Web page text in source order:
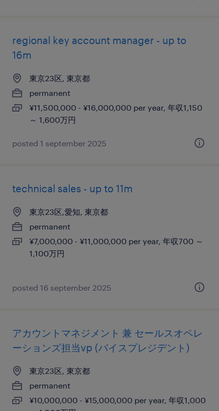
regional key account manager - up to
16m
東京23区, 東京都
permanent
¥11,500,000 - ¥16,000,000 per year, 年収1,150
～ 1,600万円
posted 1 september 2025
technical sales - up to 11m
東京23区,愛知, 東京都
permanent
¥7,000,000 - ¥11,000,000 per year, 年収700 ～
1,100万円
posted 16 september 2025
アカウントマネジメント 兼 セールスオペレ
ーションズ担当vp (バイスプレジデント)
東京23区, 東京都
permanent
¥10,000,000 - ¥15,000,000 per year, 年収1,000